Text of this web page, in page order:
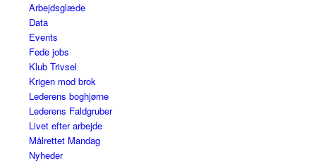
Arbejdsglæde
Data
Events
Fede jobs
Klub Trivsel
Krigen mod brok
Lederens boghjørne
Lederens Faldgruber
Livet efter arbejde
Målrettet Mandag
Nyheder